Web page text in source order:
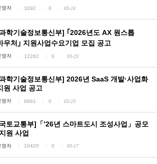
영자 3292 0 03-24
학기술정보통신부] ｢2026년도 AX 원스톱
우처｣ 지원사업수요기업 모집 공고
영자 12262 0 03-23
학기술정보통신부] 2026년 SaaS 개발·사업화
원 사업 공고
영자 6661 0 03-23
토교통부]「’26년 스마트도시 조성사업」공모
원 사업
영자 10420 0 03-17